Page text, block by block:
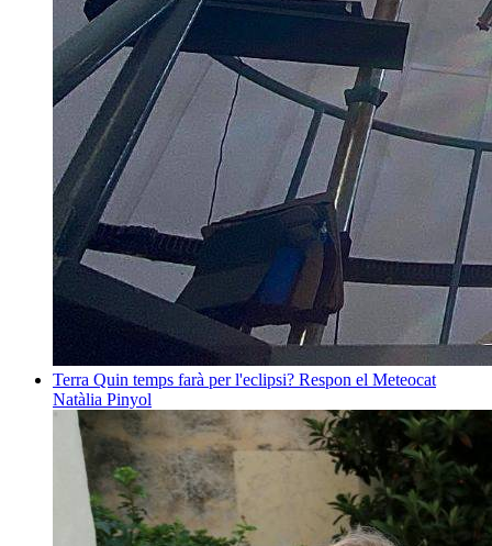
Terra Quin temps farà per l'eclipsi? Respon el Meteocat
Natàlia Pinyol